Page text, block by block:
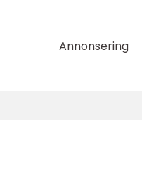
Annonsering